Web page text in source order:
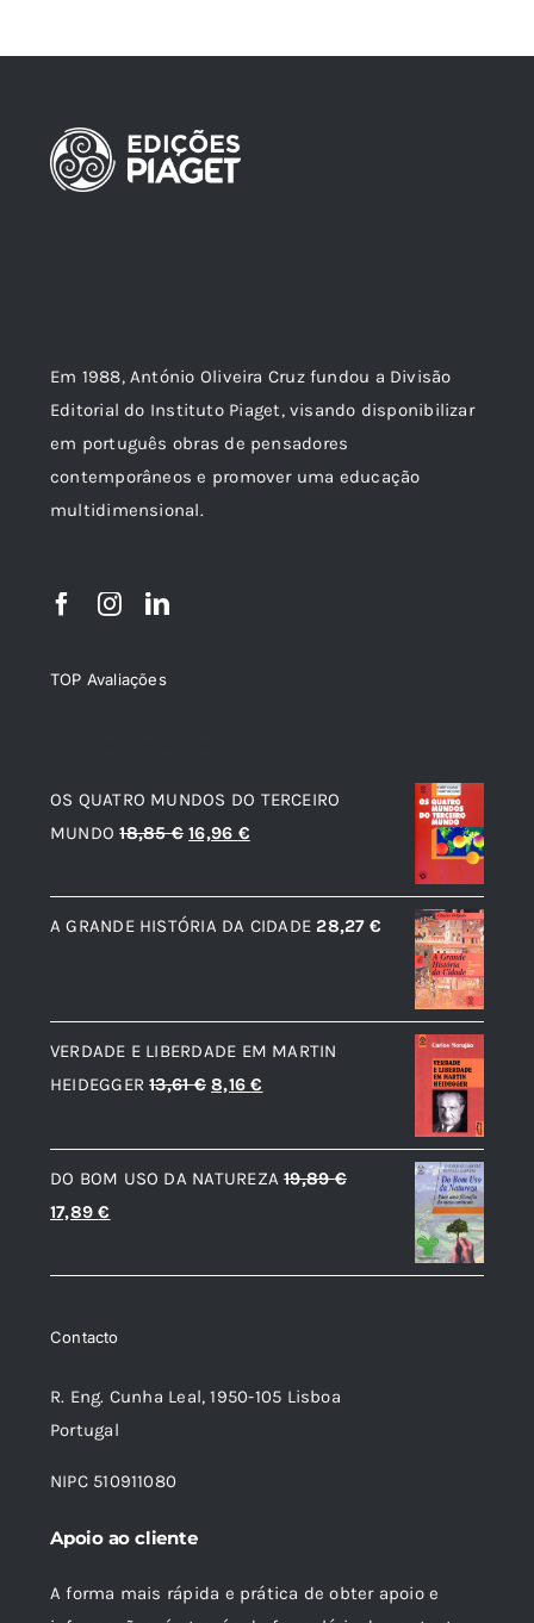
Em 1988, António Oliveira Cruz fundou a Divisão
Editorial do Instituto Piaget, visando disponibilizar
em português obras de pensadores
contemporâneos e promover uma educação
multidimensional.
TOP Avaliações
OS QUATRO MUNDOS DO TERCEIRO
MUNDO 18,85€ O
original
era:
16,96 €O
atual
é:
A GRANDE HISTÓRIA DA CIDADE 28,27 €
VERDADE E LIBERDADE EM MARTIN
HEIDEGGER 13,61€ O
original
era:
8,16€
atual
é:
DO BOM USO DA NATUREZA 19,89€
O
original
19,89 €.
17,89€
atual
17,89 €.
Contacto
R. Eng. Cunha Leal, 1950-105 Lisboa
Portugal
NIPC 510911080
Apoio ao cliente
A forma mais rápida e prática de obter apoio e